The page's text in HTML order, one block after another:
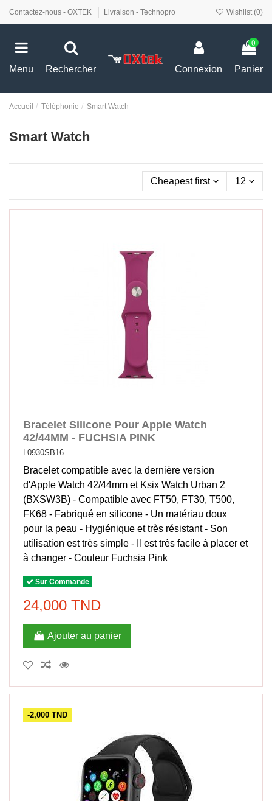
Contactez-nous - OXTEK Livraison - Technopro Wishlist (0)
Menu Rechercher Connexion
0
Panier
Accueil Téléphonie Smart Watch
Smart Watch
Cheapest first 12
Bracelet Silicone Pour Apple Watch
42/44MM - FUCHSIA PINK
L0930SB16
Bracelet compatible avec la dernière version
d'Apple Watch 42/44mm et Ksix Watch Urban 2
(BXSW3B) - Compatible avec FT50, FT30, T500,
FK68 - Fabriqué en silicone - Un matériau doux
pour la peau - Hygiénique et très résistant - Son
utilisation est très simple - Il est très facile à placer et
à changer - Couleur Fuchsia Pink
Sur Commande
24,000 TND
Ajouter au panier
-2,000 TND